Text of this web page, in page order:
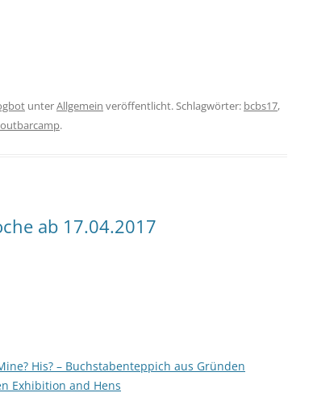
unterAllgemein veröffentlicht. Schlagwörter: bcbs17,
.
ab 17.04.2017
His? – Buchstabenteppich aus Gründen
Exhibition and Hens